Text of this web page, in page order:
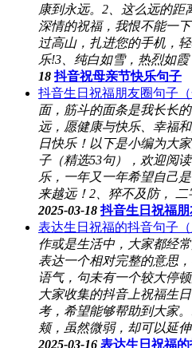
康到永远。2、这么远的距
深情的祝福，我恨不能一
过高山，扎进您的手机，
乐!3、纯白如雪，热烈如霞
18 抖音祝母亲节快乐句子
抖音生日祝福朋友圈句子（
面，筋斗的面条是我长长
远，愿健康与快乐、幸福
日快乐！以下是小编为大
子（精选53句），欢迎阅
乐，一年又一年希望自己
来越远！2、猝不及防，
2025-03-18 抖音生日祝福
表达生日祝福的抖音句子（
作或是生活中，大家都经
表达一个相对完整的意思
语气，句未有一个较大停
大家收集的抖音上祝福生
考，希望能够帮助到大家
颊，虽然微弱，却可以延
2025-03-16 表达生日祝福